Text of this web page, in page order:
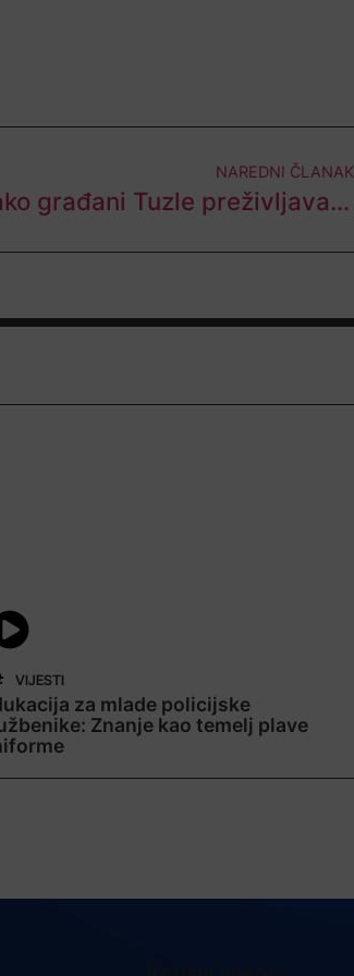
NAREDNI ČLANAK
Kako građani Tuzle preživljavaju vrućine? “Ja radim ujutro i naveče”
VIJESTI
za mlade policijske
Znanje kao temelj plave